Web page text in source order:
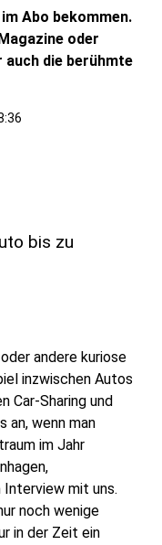
Abo bekommen.
oder
auch die berühmte
bis zu
andere kuriose
inzwischen Autos
Car-Sharing und
an, wenn man
im Jahr
Interview mit uns.
noch wenige
in der Zeit ein